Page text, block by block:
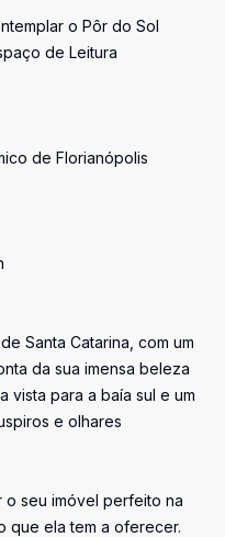
o Pôr do Sol
de Leitura
de Florianópolis
Santa Catarina, com um
da sua imensa beleza
vista para a baía sul e um
e olhares
seu imóvel perfeito na
que ela tem a oferecer.